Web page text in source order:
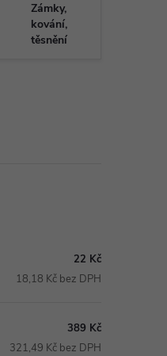
Zámky,
kování,
těsnění
22 Kč
18,18 Kč bez DPH
389 Kč
321,49 Kč bez DPH